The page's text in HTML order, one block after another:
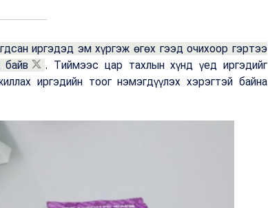
иргэдэд эм хүргэж өгөх гээд очихоор гэртээ
байв
. Тиймээс цар тахлын хүнд үед иргэдийг
иргэдийн тоог нэмэгдүүлэх хэрэгтэй байна